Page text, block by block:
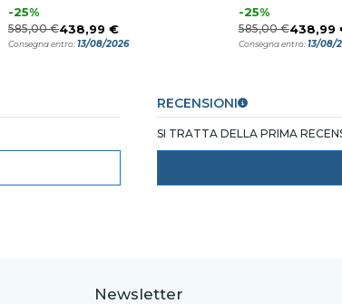
-25%
585,00 €438,99 €
Consegna entro:13/08/2026
-25%
585,00 €438,99
Consegna entro:13/08/
RECENSIONI
SI TRATTA DELLA PRIMA
Newsletter